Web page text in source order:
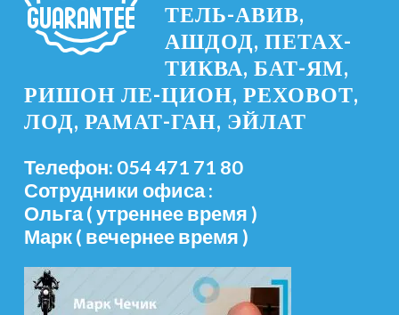
ТЕЛЬ-АВИВ,
АШДОД, ПЕТАХ-
ТИКВА, БАТ-ЯМ,
РИШОН ЛЕ-ЦИОН, РЕХОВОТ,
ЛОД, РАМАТ-ГАН, ЭЙЛАТ
Телефон: 054 471 71 80
Сотрудники офиса :
Ольга ( утреннее время )
Марк ( вечернее время )